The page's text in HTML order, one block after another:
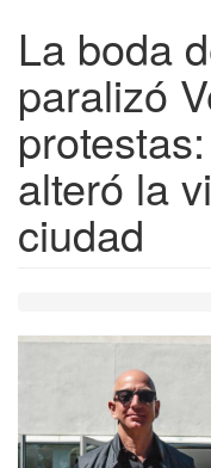
La boda
paralizó
alteró la
ciudad